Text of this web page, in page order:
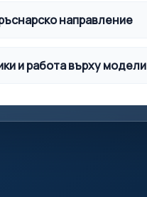
направление
и работа върху модели